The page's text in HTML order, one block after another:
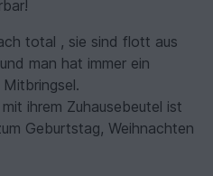
total , sie sind flott aus
man hat immer ein
ihrem Zuhausebeutel ist
Geburtstag, Weihnachten